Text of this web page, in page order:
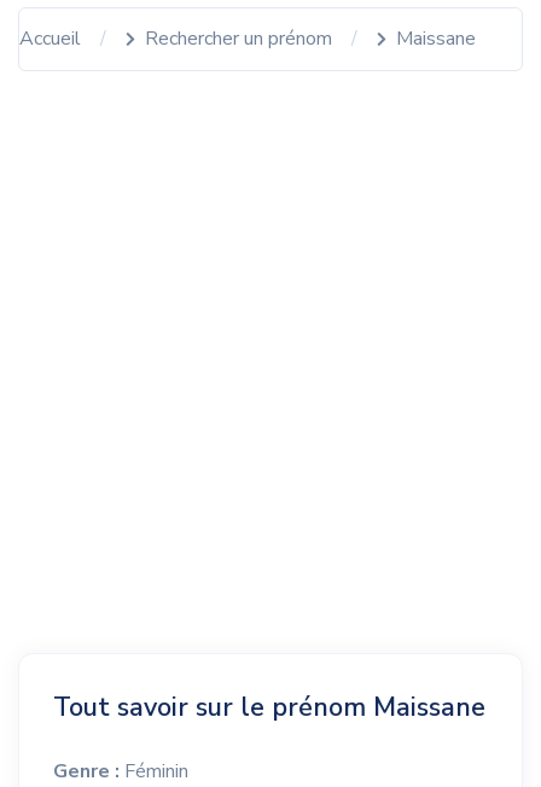
Accueil Rechercher un prénom Maissane
Tout savoir sur le prénom Maissane
Genre : Féminin